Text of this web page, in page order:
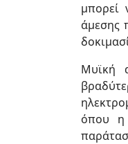
μπορεί
άμεσης
Μυϊκή
όπου η